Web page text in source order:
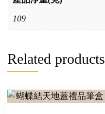
109
Related products